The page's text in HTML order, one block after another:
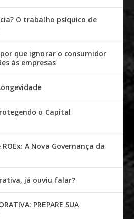
O trabalho psíquico de
que ignorar o consumidor
às empresas
o Capital
A Nova Governança da
já ouviu falar?
PREPARE SUA